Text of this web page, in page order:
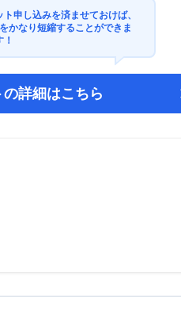
申し込みを済ませておけば、
かなり短縮することができま
！
の詳細はこちら